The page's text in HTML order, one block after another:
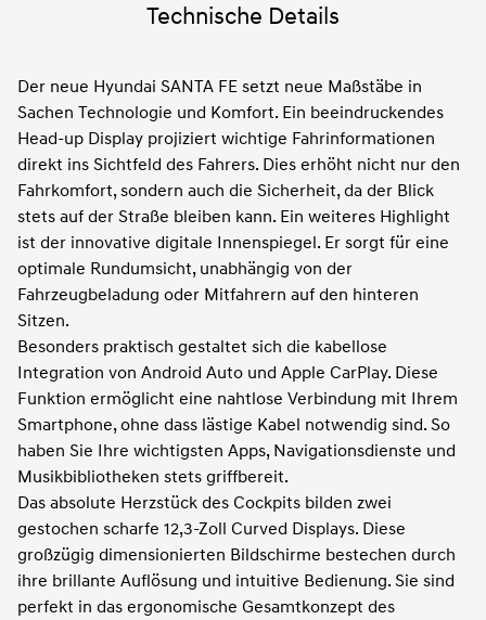
Technische Details
Der neue Hyundai SANTA FE setzt neue Maßstäbe in
Sachen Technologie und Komfort. Ein beeindruckendes
Head-up Display projiziert wichtige Fahrinformationen
direkt ins Sichtfeld des Fahrers. Dies erhöht nicht nur den
Fahrkomfort, sondern auch die Sicherheit, da der Blick
stets auf der Straße bleiben kann. Ein weiteres Highlight
ist der innovative digitale Innenspiegel. Er sorgt für eine
optimale Rundumsicht, unabhängig von der
Fahrzeugbeladung oder Mitfahrern auf den hinteren
Sitzen.
Besonders praktisch gestaltet sich die kabellose
Integration von Android Auto und Apple CarPlay. Diese
Funktion ermöglicht eine nahtlose Verbindung mit Ihrem
Smartphone, ohne dass lästige Kabel notwendig sind. So
haben Sie Ihre wichtigsten Apps, Navigationsdienste und
Musikbibliotheken stets griffbereit.
Das absolute Herzstück des Cockpits bilden zwei
gestochen scharfe 12,3-Zoll Curved Displays. Diese
großzügig dimensionierten Bildschirme bestechen durch
ihre brillante Auflösung und intuitive Bedienung. Sie sind
perfekt in das ergonomische Gesamtkonzept des